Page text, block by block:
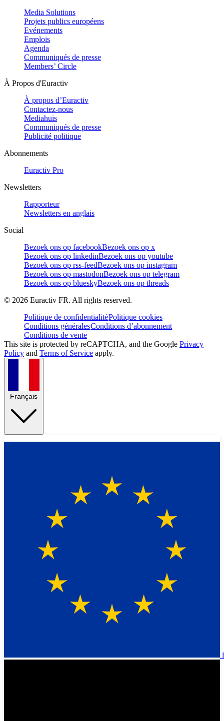
Media Solutions
Projets publics européens
Evénements
Emplois
Agenda
Communiqués de presse
Members’ Circle
À Propos d'Euractiv
À propos d’Euractiv
Contactez-nous
Mediahuis
Communiqués de presse
Publicité politique
Abonnements
Euractiv Pro
Newsletters
Rapporteur
Newsletters en anglais
Social
Bezoek ons op facebookBezoek ons op x
Bezoek ons op linkedinBezoek ons op youtube
Bezoek ons op rss-feedBezoek ons op instagram
Bezoek ons op mastodonBezoek ons op telegram
Bezoek ons op blueskyBezoek ons op threads
© 2026 Euractiv FR. All rights reserved.
Politique de confidentialitéPolitique cookies
Conditions généralesConditions d’abonnement
Conditions de vente
This site is protected by reCAPTCHA, and the Google Privacy
Policy and Terms of Service apply.
Français